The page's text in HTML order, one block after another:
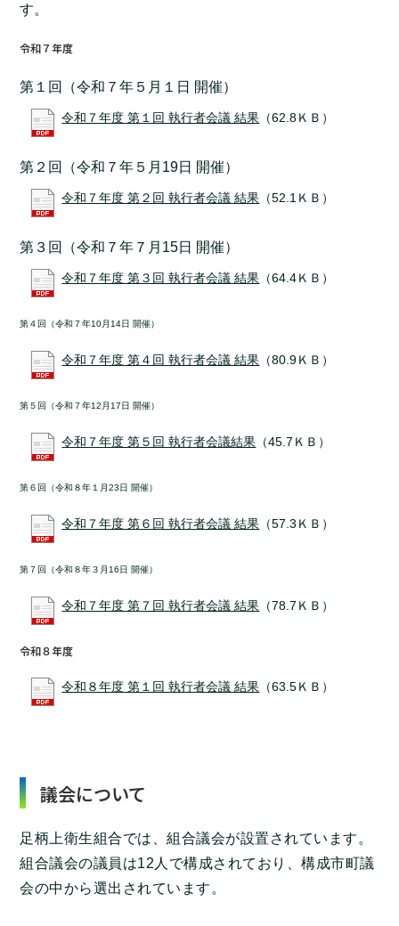
す。
令和７年度
第１回（令和７年５月１日 開催）
令和７年度 第１回 執行者会議 結果 （62.8ＫＢ）
第２回（令和７年５月19日 開催）
令和７年度 第２回 執行者会議 結果 （52.1ＫＢ）
第３回（令和７年７月15日 開催）
令和７年度 第３回 執行者会議 結果 （64.4ＫＢ）
第４回（令和７年10月14日 開催）
令和７年度 第４回 執行者会議 結果 （80.9ＫＢ）
第５回（令和７年12月17日 開催）
令和７年度 第５回 執行者会議結果 （45.7ＫＢ）
第６回（令和８年１月23日 開催）
令和７年度 第６回 執行者会議 結果 （57.3ＫＢ）
第７回（令和８年３月16日 開催）
令和７年度 第７回 執行者会議 結果 （78.7ＫＢ）
令和８年度
令和８年度 第１回 執行者会議 結果 （63.5ＫＢ）
議会について
足柄上衛生組合では、組合議会が設置されています。
組合議会の議員は12人で構成されており、構成市町議
会の中から選出されています。